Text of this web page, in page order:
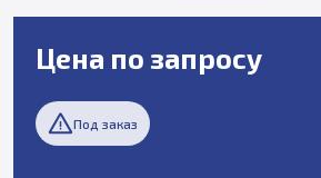
Цена по запросу
Под заказ